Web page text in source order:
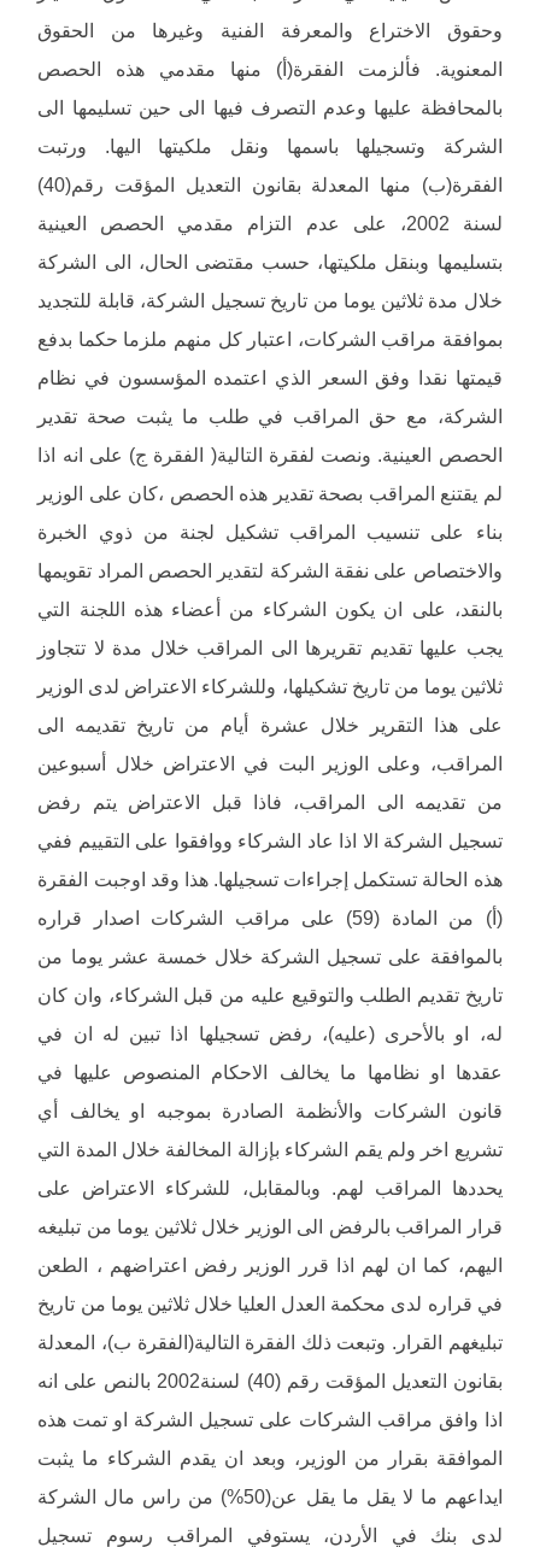
وحقوق الاختراع والمعرفة الفنية وغيرها من الحقوق
المعنوية. فألزمت الفقرة(أ) منها مقدمي هذه الحصص
بالمحافظة عليها وعدم التصرف فيها الى حين تسليمها الى
الشركة وتسجيلها باسمها ونقل ملكيتها اليها. ورتبت
الفقرة(ب) منها المعدلة بقانون التعديل المؤقت رقم(40)
لسنة 2002، على عدم التزام مقدمي الحصص العينية
بتسليمها وبنقل ملكيتها، حسب مقتضى الحال، الى الشركة
خلال مدة ثلاثين يوما من تاريخ تسجيل الشركة، قابلة للتجديد
بموافقة مراقب الشركات، اعتبار كل منهم ملزما حكما بدفع
قيمتها نقدا وفق السعر الذي اعتمده المؤسسون في نظام
الشركة، مع حق المراقب في طلب ما يثبت صحة تقدير
الحصص العينية. ونصت لفقرة التالية( الفقرة ج) على انه اذا
لم يقتنع المراقب بصحة تقدير هذه الحصص ،كان على الوزير
بناء على تنسيب المراقب تشكيل لجنة من ذوي الخبرة
والاختصاص على نفقة الشركة لتقدير الحصص المراد تقويمها
بالنقد، على ان يكون الشركاء من أعضاء هذه اللجنة التي
يجب عليها تقديم تقريرها الى المراقب خلال مدة لا تتجاوز
ثلاثين يوما من تاريخ تشكيلها، وللشركاء الاعتراض لدى الوزير
على هذا التقرير خلال عشرة أيام من تاريخ تقديمه الى
المراقب، وعلى الوزير البت في الاعتراض خلال أسبوعين
من تقديمه الى المراقب، فاذا قبل الاعتراض يتم رفض
تسجيل الشركة الا اذا عاد الشركاء ووافقوا على التقييم ففي
هذه الحالة تستكمل إجراءات تسجيلها. هذا وقد اوجبت الفقرة
(أ) من المادة (59) على مراقب الشركات اصدار قراره
بالموافقة على تسجيل الشركة خلال خمسة عشر يوما من
تاريخ تقديم الطلب والتوقيع عليه من قبل الشركاء، وان كان
له، او بالأحرى (عليه)، رفض تسجيلها اذا تبين له ان في
عقدها او نظامها ما يخالف الاحكام المنصوص عليها في
قانون الشركات والأنظمة الصادرة بموجبه او يخالف أي
تشريع اخر ولم يقم الشركاء بإزالة المخالفة خلال المدة التي
يحددها المراقب لهم. وبالمقابل، للشركاء الاعتراض على
قرار المراقب بالرفض الى الوزير خلال ثلاثين يوما من تبليغه
اليهم، كما ان لهم اذا قرر الوزير رفض اعتراضهم ، الطعن
في قراره لدى محكمة العدل العليا خلال ثلاثين يوما من تاريخ
تبليغهم القرار. وتبعت ذلك الفقرة التالية(الفقرة ب)، المعدلة
بقانون التعديل المؤقت رقم (40) لسنة2002 بالنص على انه
اذا وافق مراقب الشركات على تسجيل الشركة او تمت هذه
الموافقة بقرار من الوزير، وبعد ان يقدم الشركاء ما يثبت
ايداعهم ما لا يقل ما يقل عن(50%) من راس مال الشركة
لدى بنك في الأردن، يستوفي المراقب رسوم تسجيل